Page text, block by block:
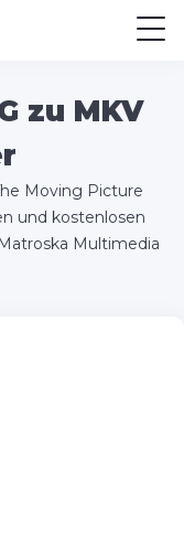
zu MKV
Moving Picture
und kostenlosen
Multimedia